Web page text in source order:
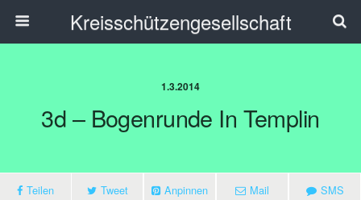
Kreisschützengesellschaft
1.3.2014
3d – Bogenrunde In Templin
Teilen Tweet Anpinnen Mail SMS